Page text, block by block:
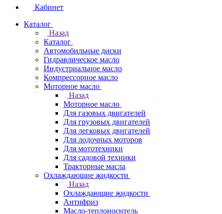
Кабинет
Каталог
Назад
Каталог
Автомобильные диски
Гидравлическое масло
Индустриальное масло
Компрессорное масло
Моторное масло
Назад
Моторное масло
Для газовых двигателей
Для грузовых двигателей
Для легковых двигателей
Для лодочных моторов
Для мототехники
Для садовой техники
Тракторные масла
Охлаждающие жидкости
Назад
Охлаждающие жидкости
Антифриз
Масло-теплоноситель